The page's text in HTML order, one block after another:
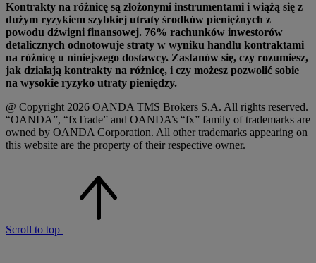
Kontrakty na różnicę są złożonymi instrumentami i wiążą się z
dużym ryzykiem szybkiej utraty środków pieniężnych z
powodu dźwigni finansowej. 76% rachunków inwestorów
detalicznych odnotowuje straty w wyniku handlu kontraktami
na różnicę u niniejszego dostawcy. Zastanów się, czy rozumiesz,
jak działają kontrakty na różnicę, i czy możesz pozwolić sobie
na wysokie ryzyko utraty pieniędzy.
@ Copyright 2026 OANDA TMS Brokers S.A. All rights reserved.
“OANDA”, “fxTrade” and OANDA’s “fx” family of trademarks are
owned by OANDA Corporation. All other trademarks appearing on
this website are the property of their respective owner.
Scroll to top